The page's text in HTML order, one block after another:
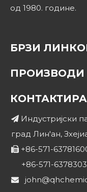
од 1980. године.
БРЗИ
ПРОИЗВОДИ
 Индустријски
град Лин'ан,
 +86-571-
+86-571-
